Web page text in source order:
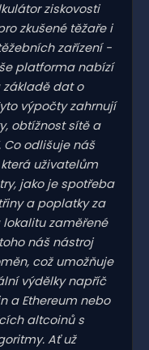
ziskovosti
zkušené těžaře i
zařízení -
platforma nabízí
dat o
výpočty zahrnují
obtížnost sítě a
Co odlišuje náš
uživatelům
jako je spotřeba
a poplatky za
lokalitu zaměřené
náš nástroj
což umožňuje
výdělky napříč
a Ethereum nebo
altcoinů s
Ať už